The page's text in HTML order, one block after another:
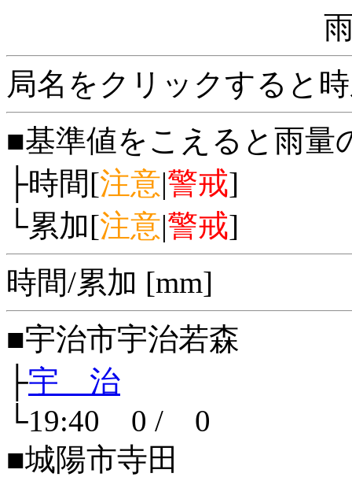
局名をクリックすると
■基準値をこえると雨量
├時間[注意|警戒]
└累加[注意|警戒]
時間/累加 [mm]
■宇治市宇治若森
├宇 治
└19:40 0 / 0
■城陽市寺田